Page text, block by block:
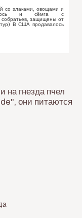
со злаками, овощами и
и сёмга с
собратьев, защищены от
В США продавалось
на гнезда пчел
они питаются